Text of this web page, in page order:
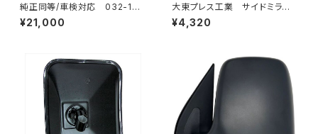
純正同等/車検対応 032-132
タウンエース ライトエース トラ
ック
¥21,000
大東プレス工業 サイドミラー/
バックミラースバル サンバー
左 99年～ DI-641
¥4,320